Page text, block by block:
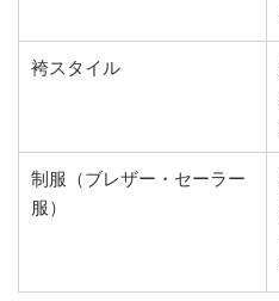
袴スタイル
制服（ブレザー・セーラー
服）